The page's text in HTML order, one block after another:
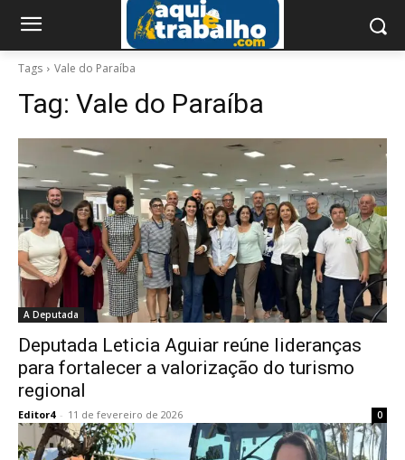
Tags Vale do Paraíba
Tag: Vale do Paraíba
A Deputada
Deputada Leticia Aguiar reúne lideranças
para fortalecer a valorização do turismo
regional
Editor4 - 11 de fevereiro de 2026 0